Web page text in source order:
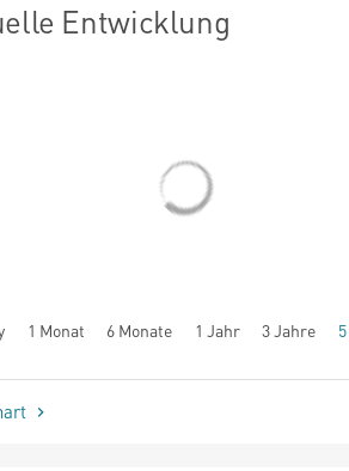
Entwicklung
1 Monat 6 Monate 1 Jahr 3 Jahre